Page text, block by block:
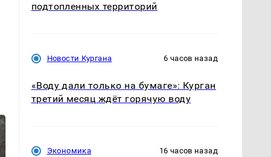
подтопленных территорий
Новости Кургана 6 часов назад
«Воду дали только на бумаге»: Курган
третий месяц ждёт горячую воду
Экономика 16 часов назад